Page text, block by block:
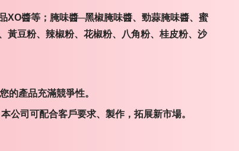
XO醬等；腌味醬─黑椒腌味醬、勁蒜腌味醬、蜜
黃豆粉、辣椒粉、花椒粉、八角粉、桂皮粉、沙
的產品充滿競爭性。
本公司可配合客戶要求、製作，拓展新市場。